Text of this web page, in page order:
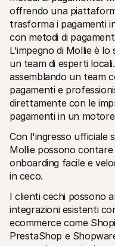
Notizie
Leggi le ultime notizie su
Carriere
Vieni a lavorare con noi
assumendo!
Contatta
Per acquirenti
Scopri perché Mollie è
Per i clienti di Mollie
Contatta il nostro team
Contatta vendite
Scopri come possiamo
offrendo una
trasforma i pagamenti
con metodi di
L'impegno di Mollie è
un team di esperti
assemblando un team
pagamenti e
direttamente con le
pagamenti in un
Con l'ingresso ufficiale
Mollie possono
onboarding facile e
in ceco.
I clienti cechi possono
integrazioni esistenti
ecommerce come
PrestaShop e